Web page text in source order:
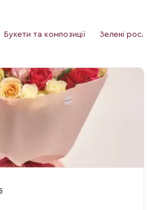
Букети та композиції Зелені